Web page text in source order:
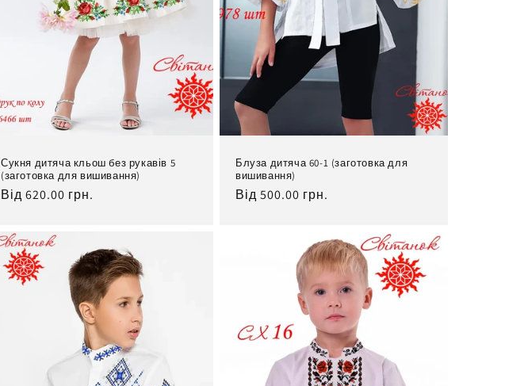
Сукня дитяча кльош без рукавів 5
(заготовка для вишивання)
Нормальна
Від 620.00 грн.
Блуза дитяча 60-1 (заготовка для
вишивання)
Нормальна
Від 500.00 грн.